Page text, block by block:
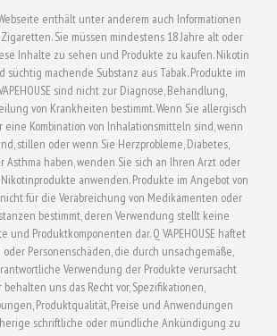
enthält unter anderem auch Informationen
Sie müssen mindestens 18 Jahre alt oder
Inhalte zu sehen und Produkte zu kaufen. Nikotin
machende Substanz aus Tabak. Produkte im
sind nicht zur Diagnose, Behandlung,
von Krankheiten bestimmt. Wenn Sie allergisch
Kombination von Inhalationsmitteln sind, wenn
stillen oder wenn Sie Herzprobleme, Diabetes,
Asthma haben, wenden Sie sich an Ihren Arzt oder
anwenden. Produkte im Angebot von
nicht für die Verabreichung von Medikamenten oder
bestimmt, deren Verwendung stellt keine
und Produktkomponenten dar. Q VAPEHOUSE haftet
Personenschäden, die durch unsachgemäße,
Verwendung der Produkte verursacht
behalten uns das Recht vor, Spezifikationen,
Produktqualität, Preise und Anwendungen
schriftliche oder mündliche Ankündigung zu